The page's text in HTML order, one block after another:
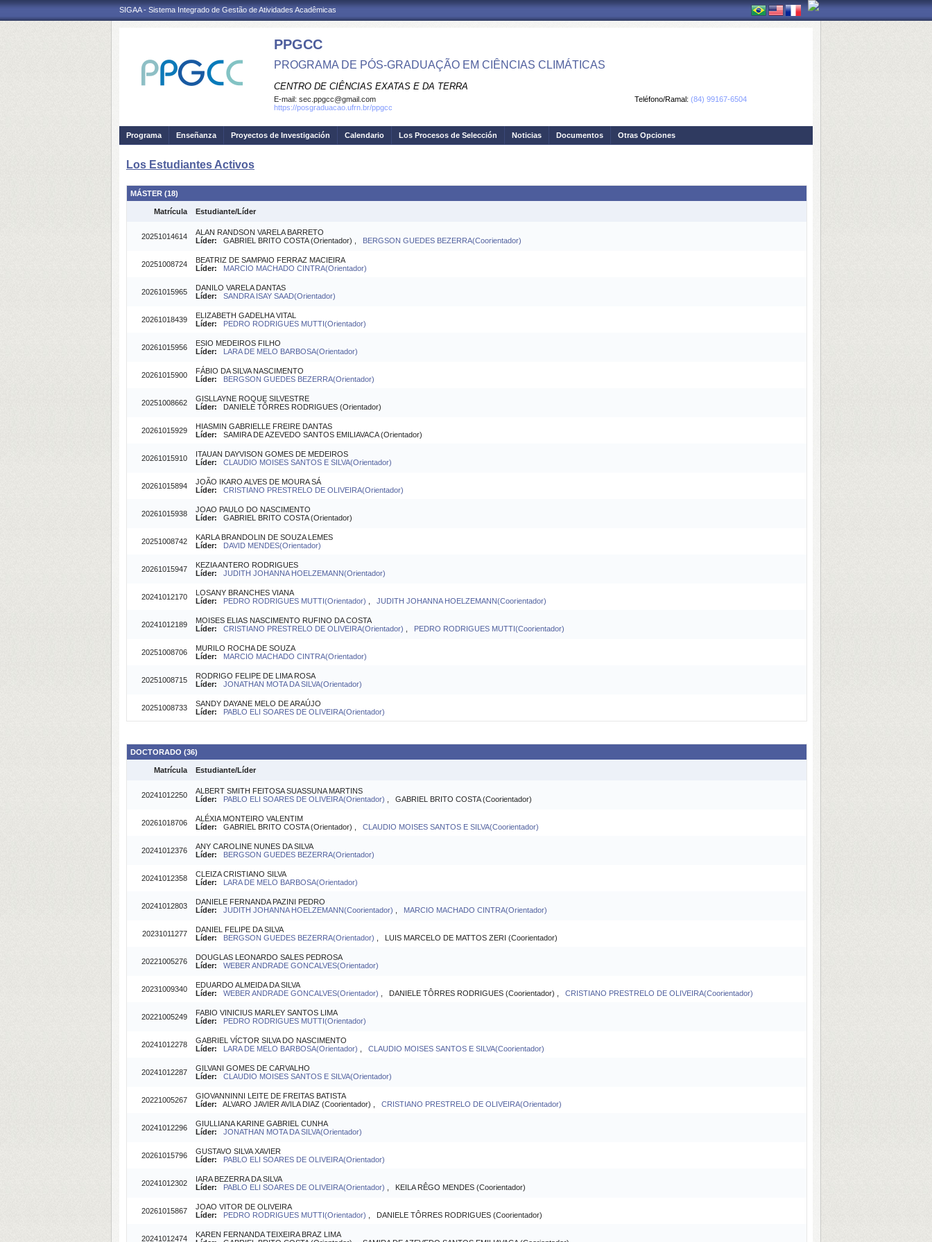
SIGAA - Sistema Integrado de Gestão de Atividades Acadêmicas
PPGCC
PROGRAMA DE PÓS-GRADUAÇÃO EM CIÊNCIAS CLIMÁTICAS
CENTRO DE CIÊNCIAS EXATAS E DA TERRA
Teléfono/Ramal: (84) 99167-6504
E-mail: sec.ppgcc@gmail.com
https://posgraduacao.ufrn.br/ppgcc
Programa Enseñanza Proyectos de Investigación Calendario Los Procesos de Selección Noticias Documentos Otras Opciones
Los Estudiantes Activos
MÁSTER (18)
Matrícula Estudiante/Líder
20251014614
ALAN RANDSON VARELA BARRETO
Líder: GABRIEL BRITO COSTA (Orientador) , BERGSON GUEDES BEZERRA(Coorientador)
20251008724
BEATRIZ DE SAMPAIO FERRAZ MACIEIRA
Líder:
MARCIO MACHADO CINTRA(Orientador)
20261015965
DANILO VARELA DANTAS
Líder:
SANDRA ISAY SAAD(Orientador)
20261018439
ELIZABETH GADELHA VITAL
Líder:
PEDRO RODRIGUES MUTTI(Orientador)
20261015956
ESIO MEDEIROS FILHO
Líder:
LARA DE MELO BARBOSA(Orientador)
20261015900
FÁBIO DA SILVA NASCIMENTO
Líder:
BERGSON GUEDES BEZERRA(Orientador)
20251008662
GISLLAYNE ROQUE SILVESTRE
Líder: DANIELE TÔRRES RODRIGUES (Orientador)
20261015929
HIASMIN GABRIELLE FREIRE DANTAS
Líder: SAMIRA DE AZEVEDO SANTOS EMILIAVACA (Orientador)
20261015910
ITAUAN DAYVISON GOMES DE MEDEIROS
Líder:
CLAUDIO MOISES SANTOS E SILVA(Orientador)
20261015894
JOÃO IKARO ALVES DE MOURA SÁ
Líder:
CRISTIANO PRESTRELO DE OLIVEIRA(Orientador)
20261015938
JOAO PAULO DO NASCIMENTO
Líder: GABRIEL BRITO COSTA (Orientador)
20251008742
KARLA BRANDOLIN DE SOUZA LEMES
Líder:
DAVID MENDES(Orientador)
20261015947
KEZIA ANTERO RODRIGUES
Líder:
JUDITH JOHANNA HOELZEMANN(Orientador)
20241012170
LOSANY BRANCHES VIANA
Líder:
PEDRO RODRIGUES MUTTI(Orientador) JUDITH JOHANNA HOELZEMANN(Coorientador)
20241012189
MOISES ELIAS NASCIMENTO RUFINO DA COSTA
Líder:
CRISTIANO PRESTRELO DE OLIVEIRA(Orientador) PEDRO RODRIGUES MUTTI(Coorientador)
20251008706
MURILO ROCHA DE SOUZA
Líder:
MARCIO MACHADO CINTRA(Orientador)
20251008715
RODRIGO FELIPE DE LIMA ROSA
Líder:
JONATHAN MOTA DA SILVA(Orientador)
20251008733
SANDY DAYANE MELO DE ARAÚJO
Líder:
PABLO ELI SOARES DE OLIVEIRA(Orientador)
DOCTORADO (36)
Matrícula Estudiante/Líder
20241012250
ALBERT SMITH FEITOSA SUASSUNA MARTINS
Líder:
PABLO ELI SOARES DE OLIVEIRA(Orientador) , GABRIEL BRITO COSTA (Coorientador)
20261018706
ALÉXIA MONTEIRO VALENTIM
Líder: GABRIEL BRITO COSTA (Orientador) , CLAUDIO MOISES SANTOS E SILVA(Coorientador)
20241012376
ANY CAROLINE NUNES DA SILVA
Líder:
BERGSON GUEDES BEZERRA(Orientador)
20241012358
CLEIZA CRISTIANO SILVA
Líder:
LARA DE MELO BARBOSA(Orientador)
20241012803
DANIELE FERNANDA PAZINI PEDRO
Líder:
JUDITH JOHANNA HOELZEMANN(Coorientador) MARCIO MACHADO CINTRA(Orientador)
20231011277
DANIEL FELIPE DA SILVA
Líder:
BERGSON GUEDES BEZERRA(Orientador) , LUIS MARCELO DE MATTOS ZERI (Coorientador)
20221005276
DOUGLAS LEONARDO SALES PEDROSA
Líder:
WEBER ANDRADE GONCALVES(Orientador)
20231009340
EDUARDO ALMEIDA DA SILVA
Líder:
WEBER ANDRADE GONCALVES(Orientador) , DANIELE TÔRRES RODRIGUES (Coorientador) , CRISTIANO PRESTRELO DE OLIVEIRA(Coorientador)
20221005249
FABIO VINICIUS MARLEY SANTOS LIMA
Líder:
PEDRO RODRIGUES MUTTI(Orientador)
20241012278
GABRIEL VÍCTOR SILVA DO NASCIMENTO
Líder:
LARA DE MELO BARBOSA(Orientador) CLAUDIO MOISES SANTOS E SILVA(Coorientador)
20241012287
GILVANI GOMES DE CARVALHO
Líder:
CLAUDIO MOISES SANTOS E SILVA(Orientador)
20221005267
GIOVANNINNI LEITE DE FREITAS BATISTA
Líder: ALVARO JAVIER AVILA DIAZ (Coorientador) , CRISTIANO PRESTRELO DE OLIVEIRA(Orientador)
20241012296
GIULLIANA KARINE GABRIEL CUNHA
Líder:
JONATHAN MOTA DA SILVA(Orientador)
20261015796
GUSTAVO SILVA XAVIER
Líder:
PABLO ELI SOARES DE OLIVEIRA(Orientador)
20241012302
IARA BEZERRA DA SILVA
Líder:
PABLO ELI SOARES DE OLIVEIRA(Orientador) , KEILA RÊGO MENDES (Coorientador)
20261015867
JOAO VITOR DE OLIVEIRA
Líder:
PEDRO RODRIGUES MUTTI(Orientador) , DANIELE TÔRRES RODRIGUES (Coorientador)
20241012474
KAREN FERNANDA TEIXEIRA BRAZ LIMA